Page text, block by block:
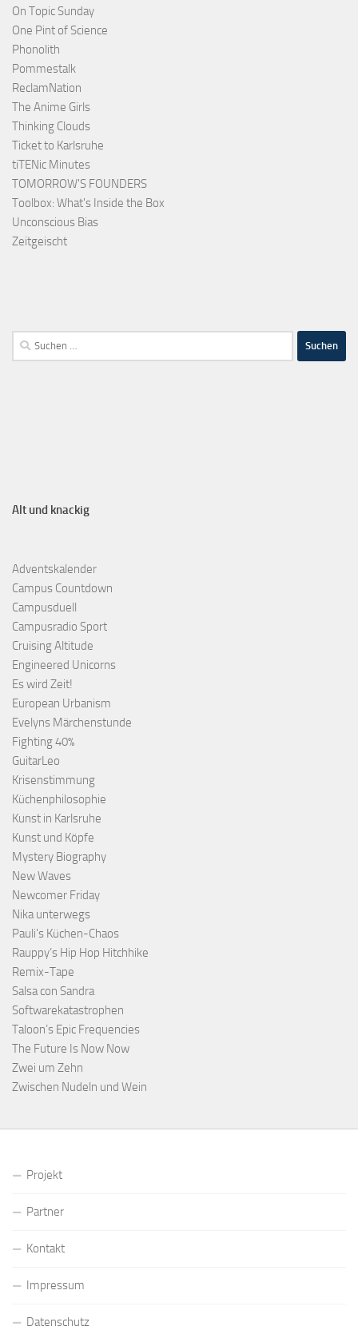
On Topic Sunday
One Pint of Science
Phonolith
Pommestalk
ReclamNation
The Anime Girls
Thinking Clouds
Ticket to Karlsruhe
tiTENic Minutes
TOMORROW'S FOUNDERS
Toolbox: What's Inside the Box
Unconscious Bias
Zeitgeischt
Alt und knackig
Adventskalender
Campus Countdown
Campusduell
Campusradio Sport
Cruising Altitude
Engineered Unicorns
Es wird Zeit!
European Urbanism
Evelyns Märchenstunde
Fighting 40%
GuitarLeo
Krisenstimmung
Küchenphilosophie
Kunst in Karlsruhe
Kunst und Köpfe
Mystery Biography
New Waves
Newcomer Friday
Nika unterwegs
Pauli's Küchen-Chaos
Rauppy’s Hip Hop Hitchhike
Remix-Tape
Salsa con Sandra
Softwarekatastrophen
Taloon’s Epic Frequencies
The Future Is Now Now
Zwei um Zehn
Zwischen Nudeln und Wein
Projekt
Partner
Kontakt
Impressum
Datenschutz